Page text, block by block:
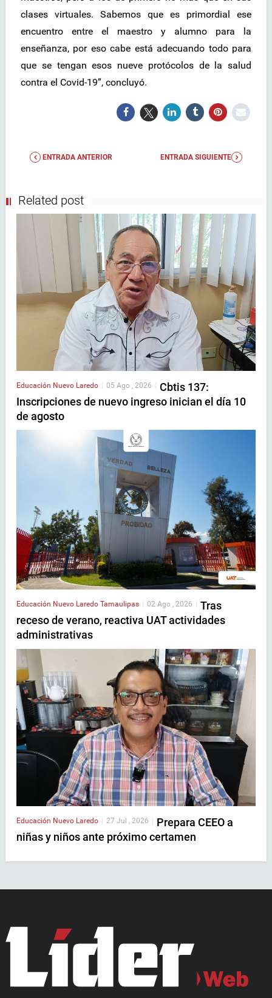
clases virtuales. Sabemos que es primordial ese
encuentro entre el maestro y alumno para la
enseñanza, por eso cabe está adecuando todo para
que se tengan esos nueve protócolos de la salud
contra el Covid-19”, concluyó.
ENTRADA ANTERIOR ENTRADA SIGUIENTE
Related post
Educación Nuevo Laredo 05 Ago , 2026
Cbtis 137:
Inscripciones de nuevo ingreso inician el día 10
de agosto
Educación Nuevo Laredo Tamaulipas 02 Ago , 2026
Tras
receso de verano, reactiva UAT actividades
administrativas
Educación Nuevo Laredo | 27 Jul , 2026 | Prepara CEEO a
niñas y niños ante próximo certamen